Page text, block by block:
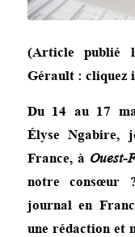
(Article publié
Gérault : cliquez
Du 14 au 17
Élyse Ngabire,
France, à Ouest-
notre consœur
journal en
une rédaction et